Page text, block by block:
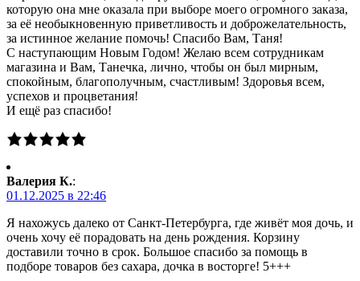
которую она мне оказала при выборе моего огромного заказа,
за её необыкновенную приветливость и доброжелательность,
за истинное желание помочь! Спасибо Вам, Таня!
С наступающим Новым Годом! Желаю всем сотрудникам
магазина и Вам, Танечка, лично, чтобы он был мирным,
спокойным, благополучным, счастливым! Здоровья всем,
успехов и процветания!
И ещё раз спасибо!
Валерия К.:
01.12.2025 в 22:46
Я нахожусь далеко от Санкт-Петербурга, где живёт моя дочь, и
очень хочу её порадовать на день рождения. Корзину
доставили точно в срок. Большое спасибо за помощь в
подборе товаров без сахара, дочка в восторге! 5+++